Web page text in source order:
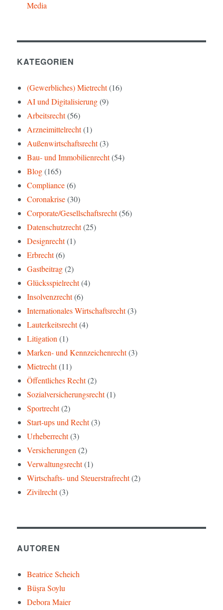
KATEGORIEN
(Gewerbliches) Mietrecht(16)
AI und Digitalisierung(9)
Arbeitsrecht(56)
Arzneimittelrecht(1)
Außenwirtschaftsrecht(3)
Bau- und Immobilienrecht(54)
Blog(165)
Compliance(6)
Coronakrise(30)
Corporate/Gesellschaftsrecht(56)
Datenschutzrecht(25)
Designrecht(1)
Erbrecht(6)
Gastbeitrag(2)
Glücksspielrecht(4)
Insolvenzrecht(6)
Internationales Wirtschaftsrecht(3)
Lauterkeitsrecht(4)
Litigation (1)
Marken- und Kennzeichenrecht(3)
Mietrecht(11)
Öffentliches Recht(2)
Sozialversicherungsrecht(1)
Sportrecht(2)
Start-ups und Recht(3)
Urheberrecht(3)
Versicherungen (2)
Verwaltungsrecht(1)
Wirtschafts- und Steuerstrafrecht(2)
Zivilrecht(3)
AUTOREN
Beatrice Scheich
Büşra Soylu
Debora Maier